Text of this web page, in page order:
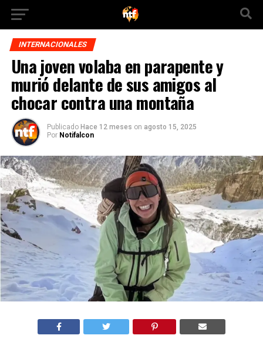
INTERNACIONALES
Una joven volaba en parapente y
murió delante de sus amigos al
chocar contra una montaña
Publicado Hace 12 meses on agosto 15, 2025
Por Notifalcon